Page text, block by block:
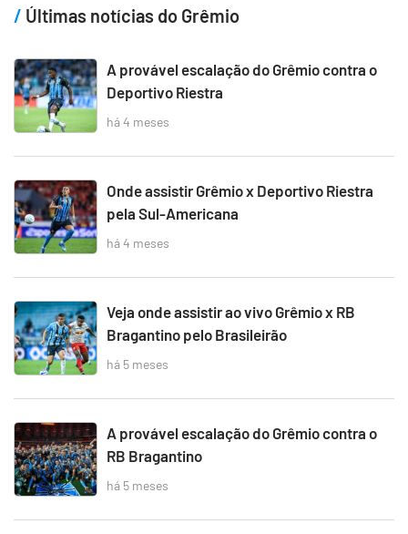
Últimas notícias do Grêmio
A provável escalação do Grêmio contra o
Deportivo Riestra
há 4 meses
Onde assistir Grêmio x Deportivo Riestra
pela Sul-Americana
há 4 meses
Veja onde assistir ao vivo Grêmio x RB
Bragantino pelo Brasileirão
há 5 meses
A provável escalação do Grêmio contra o
RB Bragantino
há 5 meses